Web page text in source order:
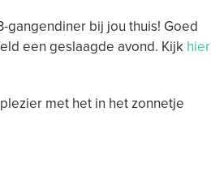
gangendiner bij jou thuis! Goed
een geslaagde avond. Kijkhier
met het in het zonnetje